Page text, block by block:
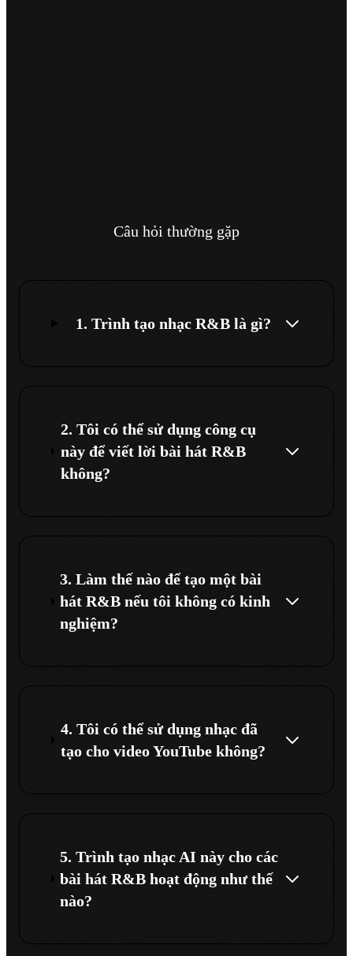
Câu hỏi thường gặp
1. Trình tạo nhạc R&B là gì?
2. Tôi có thể sử dụng công cụ
này để viết lời bài hát R&B
không?
3. Làm thế nào để tạo một bài
hát R&B nếu tôi không có kinh
nghiệm?
4. Tôi có thể sử dụng nhạc đã
tạo cho video YouTube không?
5. Trình tạo nhạc AI này cho các
bài hát R&B hoạt động như thế
nào?